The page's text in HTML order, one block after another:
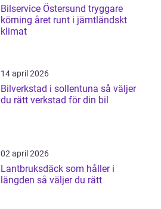
Bilservice Östersund tryggare
körning året runt i jämtländskt
klimat
14 april 2026
Bilverkstad i sollentuna så väljer
du rätt verkstad för din bil
02 april 2026
Lantbruksdäck som håller i
längden så väljer du rätt